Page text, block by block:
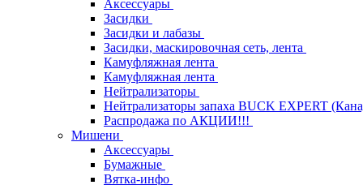
Аксессуары
Засидки
Засидки и лабазы
Засидки, маскировочная сеть, лента
Камуфляжная лента
Камуфляжная лента
Нейтрализаторы
Нейтрализаторы запаха BUCK EXPERT
Распродажа по АКЦИИ!!!
Мишени
Аксессуары
Бумажные
Вятка-инфо